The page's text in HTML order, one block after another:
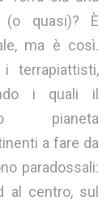
(o quasi)? È
ma è così.
i terrapiattisti,
i quali il
pianeta
a fare da
paradossali:
al centro, sul